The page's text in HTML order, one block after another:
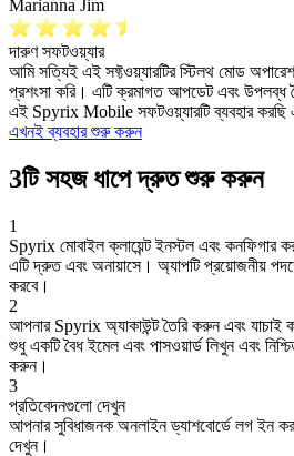
Marianna Jim
দারুণ সফটওয়্যার
আমি সত্যিই এই সফ্টওয়্যারটির স্টিলথ মোড
প্রশংসা করি। এটি ক্রমাগত আপডেট এবং উপলব্ধ
এই Spyrix Mobile সফটওয়্যারটি ব্যবহার করছি
এখনই ব্যবহার শুরু করুন
3টি সহজ ধাপে দ্রুত শুরু করুন
1
Spyrix মোবাইল ক্লায়েন্ট ইনস্টল এবং কনফিগার
এটি দ্রুত এবং অনায়াসে। অ্যাপটি প্রয়োজনীয়
করবে।
2
আপনার Spyrix অ্যাকাউন্ট তৈরি করুন এবং যাচাই
শুধু একটি বৈধ ইমেল এবং পাসওয়ার্ড লিখুন এবং
করুন।
3
প্রতিবেদনগুলো দেখুন
আপনার সুবিধাজনক অনলাইন ড্যাশবোর্ডে লগ ইন
দেখুন।